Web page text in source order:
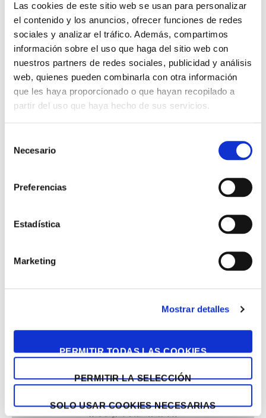
Las cookies de este sitio web se usan para personalizar
el contenido y los anuncios, ofrecer funciones de redes
sociales y analizar el tráfico. Además, compartimos
información sobre el uso que haga del sitio web con
nuestros partners de redes sociales, publicidad y análisis
web, quienes pueden combinarla con otra información
que les haya proporcionado o que hayan recopilado a
partir del uso que haya hecho de sus servicios.
Necesario
Preferencias
Estadística
Marketing
Mostrar detalles
PERMITIR TODAS LAS COOKIES
PERMITIR LA SELECCIÓN
SOLO USAR COOKIES NECESARIAS
FacebookTwitter PinterestLinkedInWhatsAppReddit
OFICINA DE CONCURSOS
Concurso de ideas para el diseño de una nueva pasarela
peatonal y ciclista sobre el río Manzanares y la M-30
SEMANA DE LA INGENIERÍA 2025